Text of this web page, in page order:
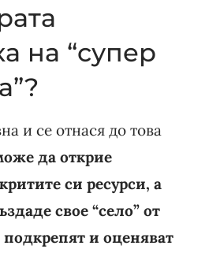
на “супер
и се отнася до това
да открие
си ресурси, а
свое “село” от
подкрепят и оценяват